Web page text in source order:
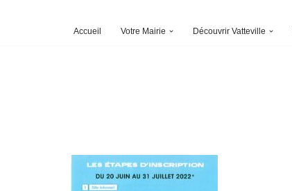
Accueil Votre Mairie Découvrir Vatteville